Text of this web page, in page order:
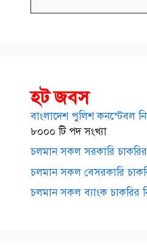
হট জবস
বাংলাদেশ পুলিশ কনস্টেবল
৮০০০ টি পদ সংখ্যা
চলমান সকল সরকারি চাকরির
চলমান সকল বেসরকারি
চলমান সকল ব্যাংক চাকরির